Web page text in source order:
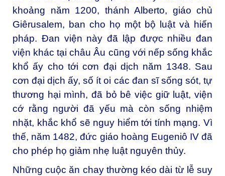
khoảng năm 1200, thánh Alberto, giáo chủ
Giêrusalem, ban cho họ một bộ luật và hiến
pháp. Đan viện này đã lập được nhiều đan
viện khác tại châu Âu cũng với nếp sống khắc
khổ ấy cho tới cơn đại dịch năm 1348. Sau
cơn đại dịch ấy, số ít oi các đan sĩ sống sót, tự
thương hại mình, đã bỏ bê việc giữ luật, viện
cớ rằng người đã yếu mà còn sống nhiệm
nhặt, khắc khổ sẽ nguy hiểm tới tính mạng. Vì
thế, năm 1482, đức giáo hoàng Eugeniô IV đã
cho phép họ giảm nhẹ luật nguyên thủy.
Những cuộc ăn chay thường kéo dài từ lễ suy